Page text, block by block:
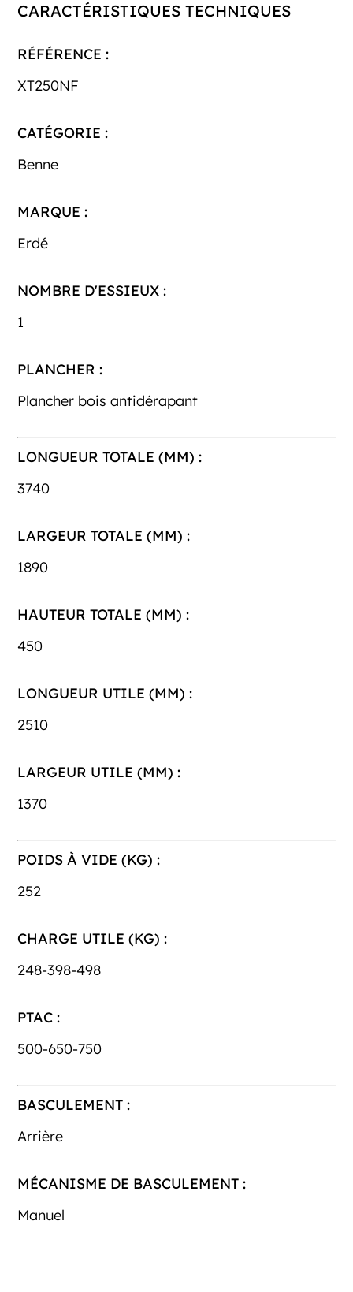
CARACTÉRISTIQUES TECHNIQUES
RÉFÉRENCE :
XT250NF
CATÉGORIE :
Benne
MARQUE :
Erdé
NOMBRE D'ESSIEUX :
1
PLANCHER :
Plancher bois antidérapant
LONGUEUR TOTALE (MM) :
3740
LARGEUR TOTALE (MM) :
1890
HAUTEUR TOTALE (MM) :
450
LONGUEUR UTILE (MM) :
2510
LARGEUR UTILE (MM) :
1370
POIDS À VIDE (KG) :
252
CHARGE UTILE (KG) :
248-398-498
PTAC :
500-650-750
BASCULEMENT :
Arrière
MÉCANISME DE BASCULEMENT :
Manuel